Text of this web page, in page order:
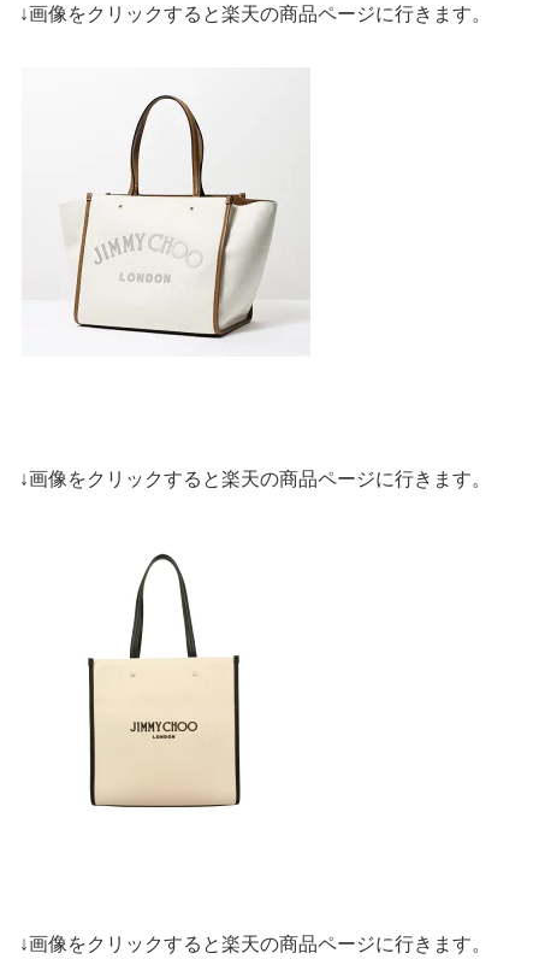
↓画像をクリックすると楽天の商品ページに行きます。
↓画像をクリックすると楽天の商品ページに行きます。
↓画像をクリックすると楽天の商品ページに行きます。